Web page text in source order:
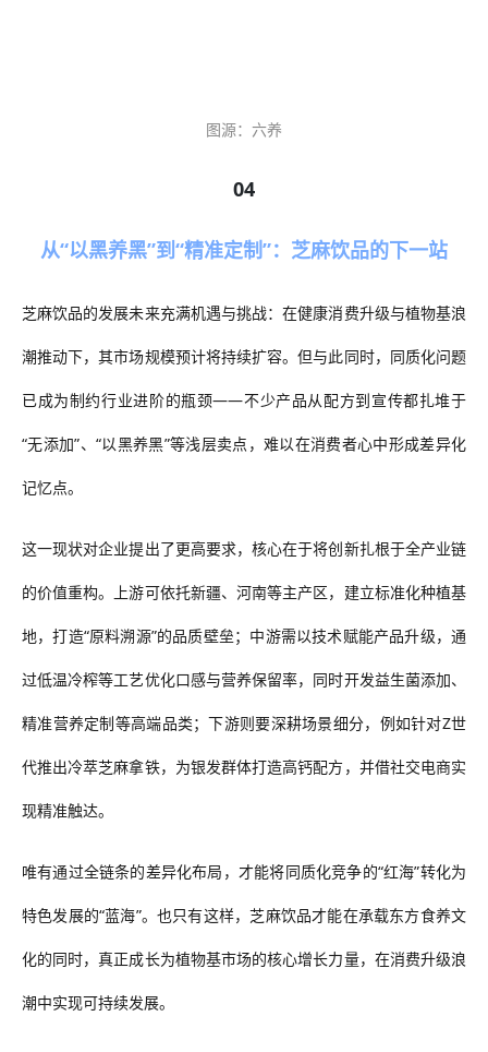
图源：六养
04
从“以黑养黑”到“精准定制”：芝麻饮品的下一站
芝麻饮品的发展未来充满机遇与挑战：在健康消费升级与植物基浪
潮推动下，其市场规模预计将持续扩容。但与此同时，同质化问题
已成为制约行业进阶的瓶颈——不少产品从配方到宣传都扎堆于
“无添加”、“以黑养黑”等浅层卖点，难以在消费者心中形成差异化
记忆点。
这一现状对企业提出了更高要求，核心在于将创新扎根于全产业链
的价值重构。上游可依托新疆、河南等主产区，建立标准化种植基
地，打造“原料溯源”的品质壁垒；中游需以技术赋能产品升级，通
过低温冷榨等工艺优化口感与营养保留率，同时开发益生菌添加、
精准营养定制等高端品类；下游则要深耕场景细分， 例如针对Z世
代推出冷萃芝麻拿铁，为银发群体打造高钙配方， 并借社交电商实
现精准触达。
唯有通过全链条的差异化布局，才能将同质化竞争的“红海”转化为
特色发展的“蓝海”。也只有这样，芝麻饮品才能在承载东方食养文
化的同时，真正成长为植物基市场的核心增长力量，在消费升级浪
潮中实现可持续发展。